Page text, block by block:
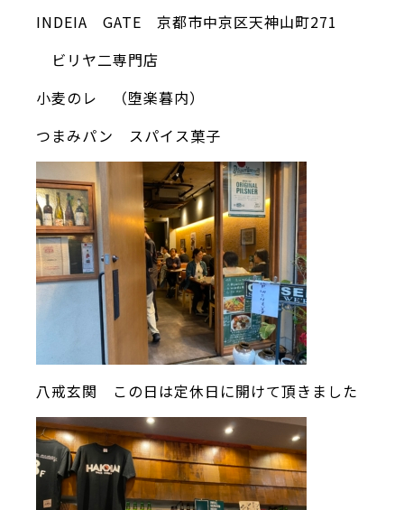
INDEIA GATE 京都市中京区天神山町271
ビリヤ二専門店
小麦のレ （堕楽暮内）
つまみパン スパイス菓子
八戒玄関 この日は定休日に開けて頂きました